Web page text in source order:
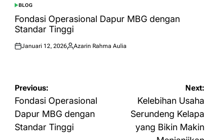
POSTED
IN
BLOG
Fondasi Operasional Dapur MBG dengan
Standar Tinggi
Posted
Januari 12, 2026
Posted
Azarin Rahma Aulia
Navigasi
pos
Previous:
Fondasi Operasional
Dapur MBG dengan
Standar Tinggi
Next:
Kelebihan Usaha
Serundeng Kelapa
yang Bikin Makin